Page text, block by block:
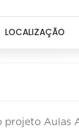
LOCALIZAÇÃO
projeto Aulas